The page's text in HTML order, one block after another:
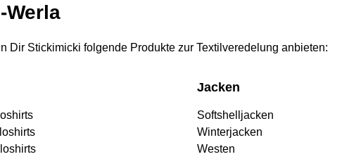
Stickimicki folgende Produkte zur Textilveredelung anbieten:
Jacken
Softshelljacken
Winterjacken
Westen